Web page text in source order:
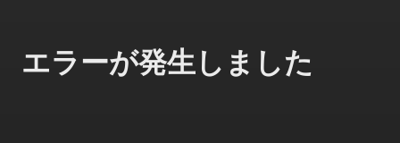
エラーが発生しました